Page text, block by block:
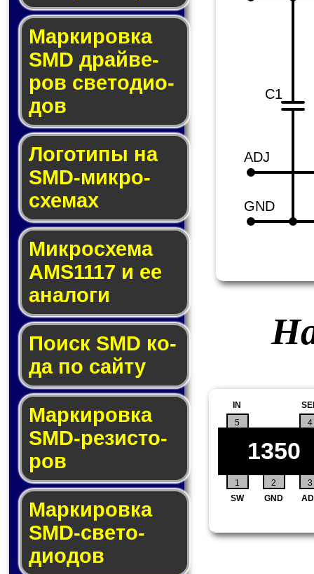
Маркировка
SMD драй­ве­
ров све­то­ди­о­
дов
Логотипы на
SMD-мик­ро­
схе­мах
Микросхема
AMS1117 и ее
ана­ло­ги
Поиск SMD ко­
да по сай­ту
Маркировка
SMD-ре­зис­то­
ров
Маркировка
SMD-све­то­
дио­дов
GND
ADJ
C1
1 2 3
4
SW GND
5
IN
1350